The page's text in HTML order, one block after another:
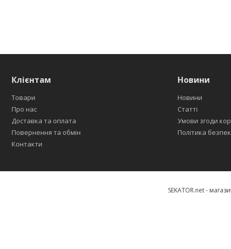
Клієнтам
Товари
Про нас
Доставка та оплата
Повернення та обмін
Контакти
Новини
Новини
Статті
Умови згоди
Політика